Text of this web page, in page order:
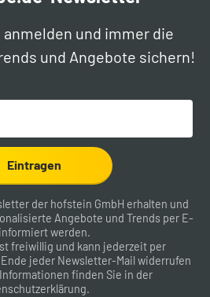
und immer die
und Angebote sichern!
Eintragen
der hofstein GmbH erhalten und
Angebote und Trends per E-
werden.
freiwillig und kann jederzeit per
jeder Newsletter-Mail widerrufen
finden Sie in der
.